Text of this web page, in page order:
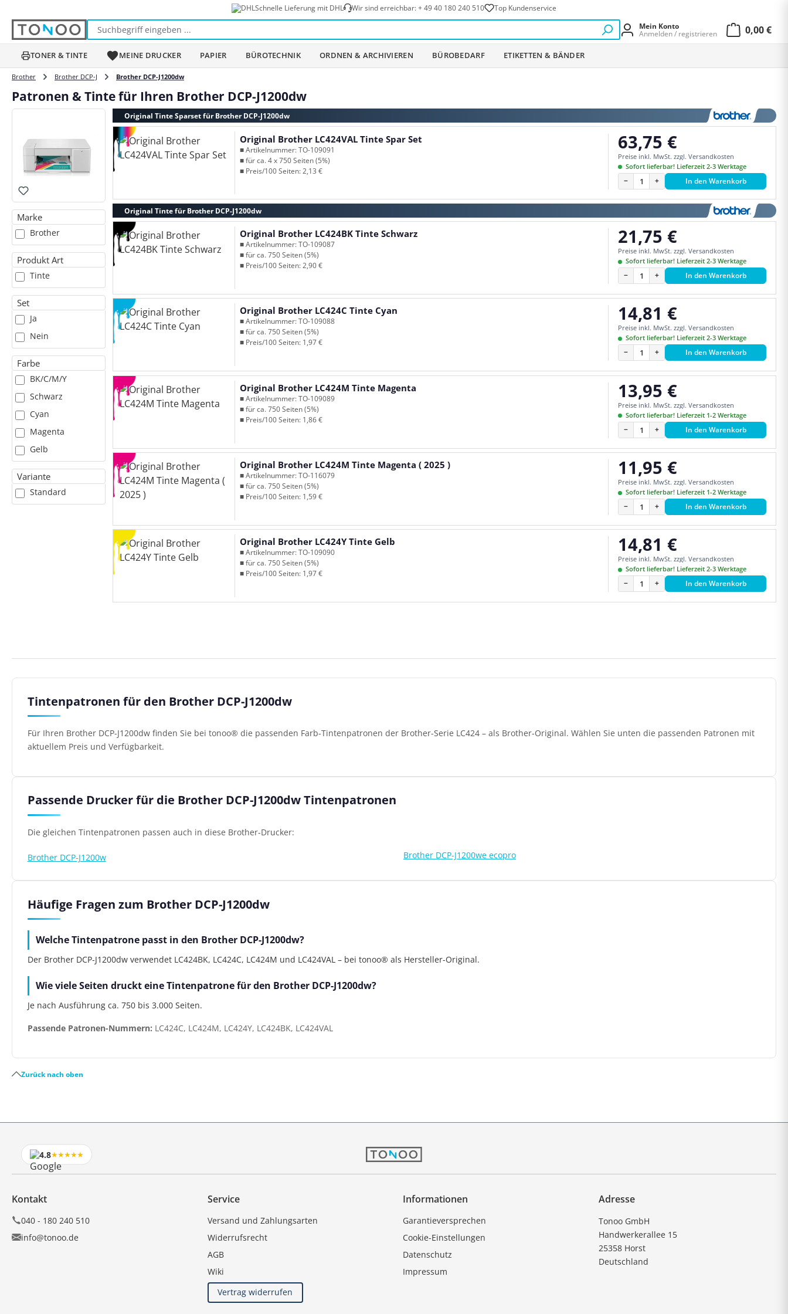
Schnelle Lieferung mit DHL Wir sind erreichbar:+ 49 40 180 240 510 Top Kundenservice
Mein Konto
Anmelden / registrieren
0,00 €
TONER & TINTE MEINE DRUCKER PAPIER BÜROTECHNIK ORDNEN & ARCHIVIEREN BÜROBEDARF ETIKETTEN & BÄNDER
Brother Brother DCP-J Brother DCP-J1200dw
Patronen & Tinte für Ihren Brother DCP-J1200dw
Marke
Brother
Produkt Art
Tinte
Set
Ja
Nein
Farbe
BK/C/M/Y
Schwarz
Cyan
Magenta
Gelb
Variante
Standard
Original Tinte Sparset für Brother DCP-J1200dw
Original Brother LC424VAL Tinte Spar Set
■ Artikelnummer: TO-109091
■ für ca. 4 x 750 Seiten (5%)
■ Preis/100 Seiten: 2,13 €
Regulärer Preis:
63,75 €
Preise inkl. MwSt. zzgl. Versandkosten
Sofort lieferbar! Lieferzeit 2-3 Werktage
− + In den Warenkorb
Original Tinte für Brother DCP-J1200dw
Original Brother LC424BK Tinte Schwarz
■ Artikelnummer: TO-109087
■ für ca. 750 Seiten (5%)
■ Preis/100 Seiten: 2,90 €
Regulärer Preis:
21,75 €
Preise inkl. MwSt. zzgl. Versandkosten
Sofort lieferbar! Lieferzeit 2-3 Werktage
− + In den Warenkorb
Original Brother LC424C Tinte Cyan
■ Artikelnummer: TO-109088
■ für ca. 750 Seiten (5%)
■ Preis/100 Seiten: 1,97 €
Regulärer Preis:
14,81 €
Preise inkl. MwSt. zzgl. Versandkosten
Sofort lieferbar! Lieferzeit 2-3 Werktage
− + In den Warenkorb
Original Brother LC424M Tinte Magenta
■ Artikelnummer: TO-109089
■ für ca. 750 Seiten (5%)
■ Preis/100 Seiten: 1,86 €
Regulärer Preis:
13,95 €
Preise inkl. MwSt. zzgl. Versandkosten
Sofort lieferbar! Lieferzeit 1-2 Werktage
− + In den Warenkorb
Original Brother LC424M Tinte Magenta ( 2025 )
■ Artikelnummer: TO-116079
■ für ca. 750 Seiten (5%)
■ Preis/100 Seiten: 1,59 €
Regulärer Preis:
11,95 €
Preise inkl. MwSt. zzgl. Versandkosten
Sofort lieferbar! Lieferzeit 1-2 Werktage
− + In den Warenkorb
Original Brother LC424Y Tinte Gelb
■ Artikelnummer: TO-109090
■ für ca. 750 Seiten (5%)
■ Preis/100 Seiten: 1,97 €
Regulärer Preis:
14,81 €
Preise inkl. MwSt. zzgl. Versandkosten
Sofort lieferbar! Lieferzeit 2-3 Werktage
− + In den Warenkorb
Tintenpatronen für den Brother DCP-J1200dw
Für Ihren Brother DCP-J1200dw finden Sie bei tonoo® die passenden Farb-Tintenpatronen der Brother-Serie LC424 – als Brother-Original. Wählen Sie unten die passenden Patronen mit
aktuellem Preis und Verfügbarkeit.
Passende Drucker für die Brother DCP-J1200dw Tintenpatronen
Die gleichen Tintenpatronen passen auch in diese Brother-Drucker:
Brother DCP-J1200w Brother DCP-J1200we ecopro
Häufige Fragen zum Brother DCP-J1200dw
Welche Tintenpatrone passt in den Brother DCP-J1200dw?
Der Brother DCP-J1200dw verwendet LC424BK, LC424C, LC424M und LC424VAL – bei tonoo® als Hersteller-Original.
Wie viele Seiten druckt eine Tintenpatrone für den Brother DCP-J1200dw?
Je nach Ausführung ca. 750 bis 3.000 Seiten.
Passende Patronen-Nummern: LC424C, LC424M, LC424Y, LC424BK, LC424VAL
Zurück nach oben
4.8★★★★★
Kontakt
040 - 180 240 510
info@tonoo.de
Service
Versand und Zahlungsarten
Widerrufsrecht
AGB
Wiki
Vertrag widerrufen
Informationen
Garantieversprechen
Cookie-Einstellungen
Datenschutz
Impressum
Adresse
Tonoo GmbH
Handwerkerallee 15
25358 Horst
Deutschland